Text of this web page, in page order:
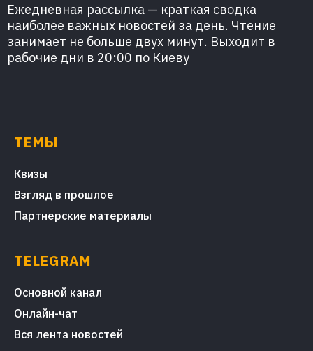
Ежедневная рассылка — краткая сводка
наиболее важных новостей за день. Чтение
занимает не больше двух минут. Выходит в
рабочие дни в 20:00 по Киеву
ТЕМЫ
Квизы
Взгляд в прошлое
Партнерские материалы
TELEGRAM
Основной канал
Онлайн-чат
Вся лента новостей